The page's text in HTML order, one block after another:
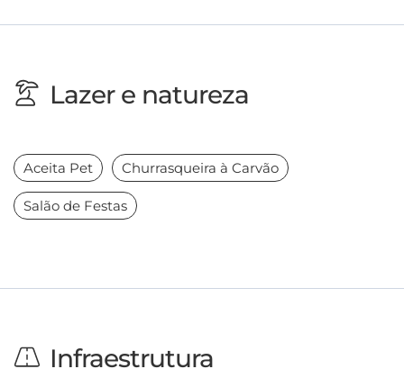
Lazer e natureza
Aceita Pet Churrasqueira à Carvão
Salão de Festas
Infraestrutura